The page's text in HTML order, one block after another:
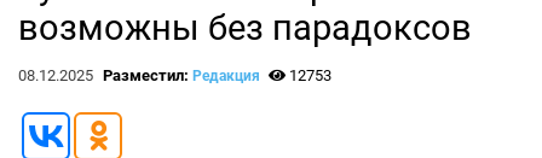
возможны без парадоксов
08.12.2025 Разместил: Редакция 12753